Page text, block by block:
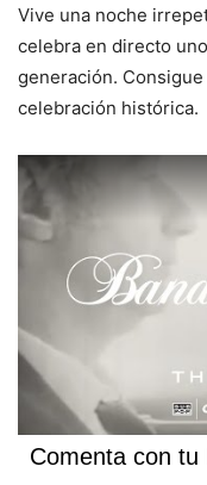
Vive una noche
celebra en directo
generación.
celebración histórica.
Comenta con tu